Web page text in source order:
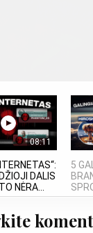
08:11
DALIS
NĖRA...
5